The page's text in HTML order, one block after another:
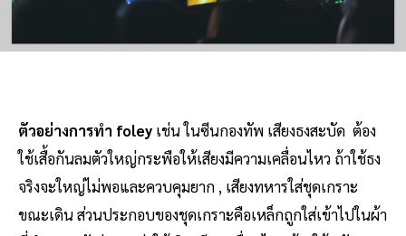
ตัวอย่างการทำ foley เช่น ในซีนกองทัพ เสียงธงสะบัด ต้อง
ใช้เสื้อกันลมตัวใหญ่กระพือให้เสียงมีความเคลื่อนไหว ถ้าใช้ธง
จริงจะใหญ่ไม่พอและควบคุมยาก , เสียงทหารใส่ชุดเกราะ
ขณะเดิน ส่วนประกอบของชุดเกราะคือเหล็กถูกใส่เข้าไปในผ้า